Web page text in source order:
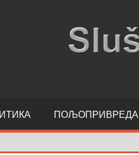
ПОЉОПРИВРЕДА